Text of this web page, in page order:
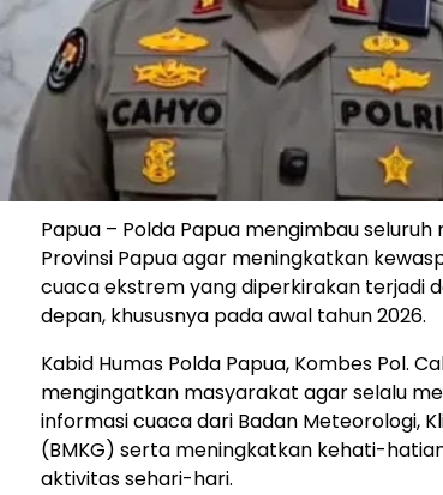
Papua – Polda Papua mengimbau
Provinsi Papua agar meningkatkan
cuaca ekstrem yang diperkirakan terjadi
depan, khususnya pada awal tahun 2026.
Kabid Humas Polda Papua, Kombes Pol.
mengingatkan masyarakat agar selalu
informasi cuaca dari Badan Meteorologi,
(BMKG) serta meningkatkan kehati-
aktivitas sehari-hari.